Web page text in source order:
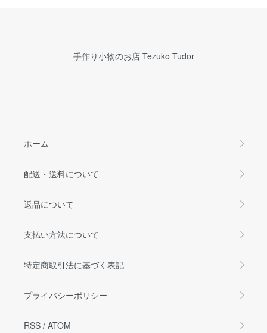
手作り小物のお店 Tezuko Tudor
ホーム
配送・送料について
返品について
支払い方法について
特定商取引法に基づく表記
プライバシーポリシー
RSS / ATOM